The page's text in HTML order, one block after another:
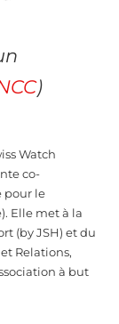
)
Watch
co-
pour le
Elle met à la
(by JSH) et du
Relations,
à but